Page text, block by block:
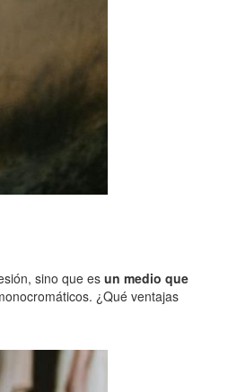
sino que es un medio que
¿Qué ventajas